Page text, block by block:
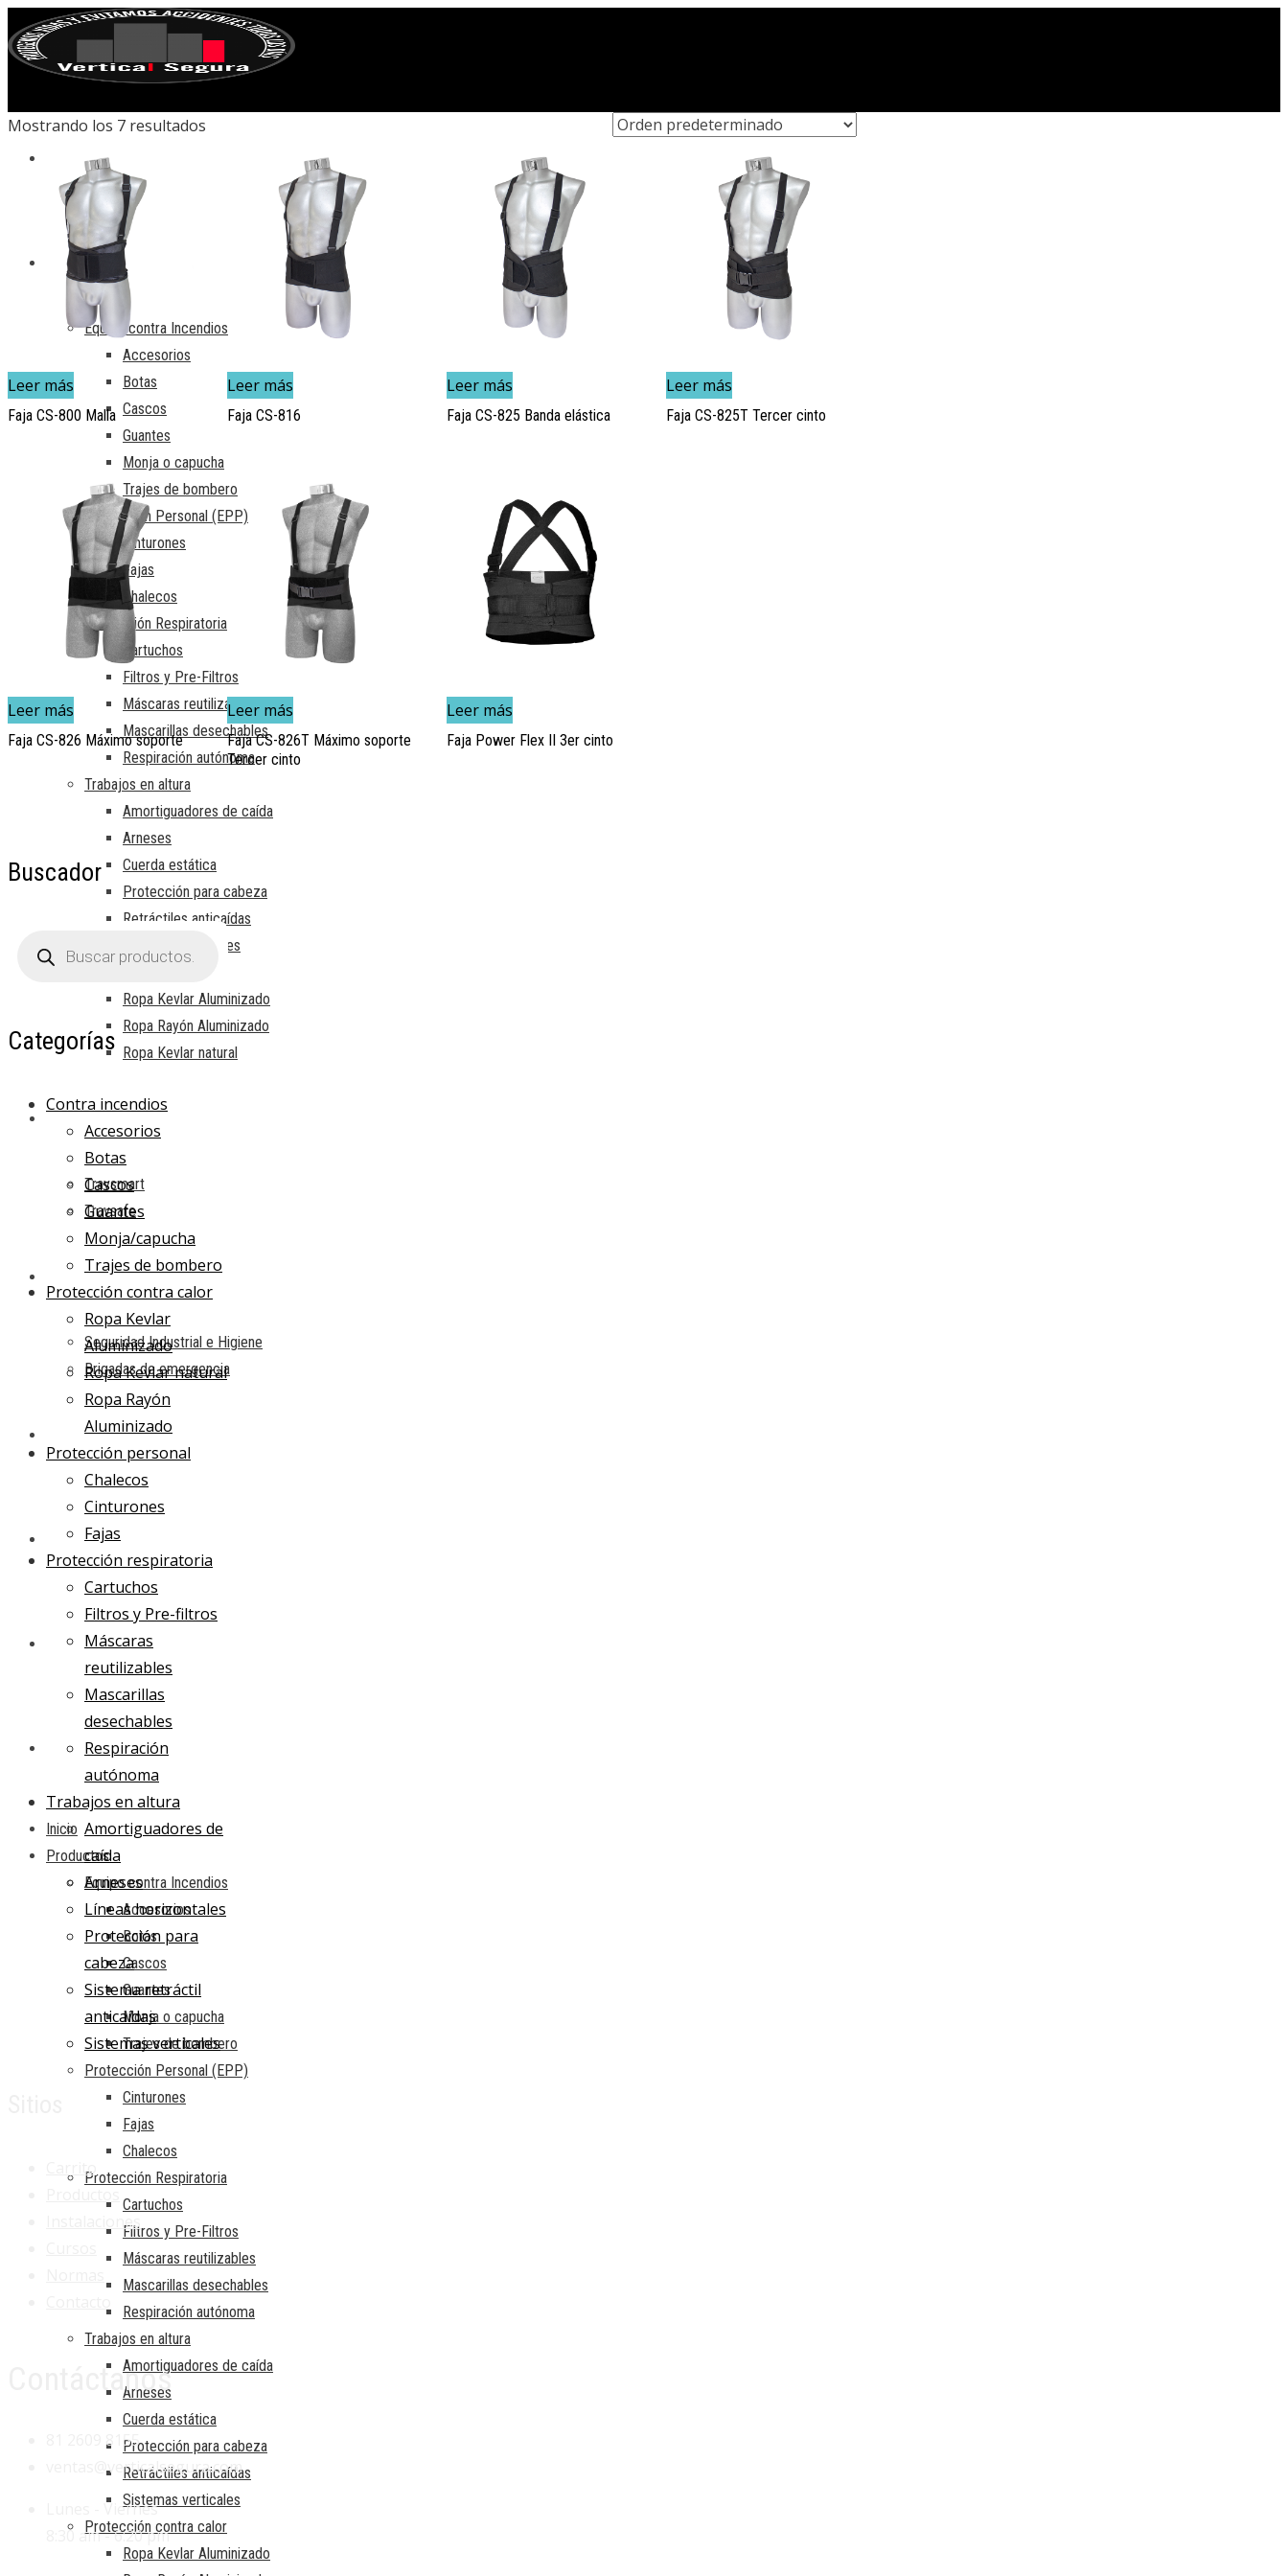
INICIO
PRODUCTOS
Equipo contra Incendios
Accesorios
Botas
Cascos
Guantes
Monja o capucha
Trajes de bombero
Protección Personal (EPP)
Cinturones
Fajas
Chalecos
Protección Respiratoria
Cartuchos
Filtros y Pre-Filtros
Máscaras reutilizables
Mascarillas desechables
Respiración autónoma
Trabajos en altura
Amortiguadores de caída
Arneses
Cuerda estática
Protección para cabeza
Retráctiles anticaídas
Sistemas verticales
Ropa Kevlar Aluminizado
Ropa Rayón Aluminizado
Ropa Kevlar natural
Travsmart
Travsafe
CURSOS
Seguridad Industrial e Higiene
Brigadas de emergencia
NORMAS
CONTACTO
CARRITO
Inicio
Productos
Equipo contra Incendios
Accesorios
Botas
Cascos
Guantes
Monja o capucha
Trajes de bombero
Protección Personal (EPP)
Cinturones
Fajas
Chalecos
Protección Respiratoria
Cartuchos
Filtros y Pre-Filtros
Máscaras reutilizables
Mascarillas desechables
Respiración autónoma
Trabajos en altura
Amortiguadores de caída
Arneses
Cuerda estática
Protección para cabeza
Retráctiles anticaídas
Sistemas verticales
Protección contra calor
Ropa Kevlar Aluminizado
Mostrando los 7 resultados
Leer más
Faja CS-800 Malla
Leer más
Faja CS-816
Leer más
Faja CS-825 Banda elástica
Leer más
Faja CS-825T Tercer cinto
Leer más
Faja CS-826 Máximo soporte
Leer más
Faja CS-826T Máximo soporte
Tercer cinto
Leer más
Faja Power Flex II 3er cinto
Buscador
productos
Categorías
Contra incendios
Accesorios
Botas
Cascos
Guantes
Monja/capucha
Trajes de bombero
Protección contra calor
Ropa Kevlar
Aluminizado
Ropa Kevlar natural
Ropa Rayón
Aluminizado
Protección personal
Chalecos
Cinturones
Fajas
Protección respiratoria
Cartuchos
Filtros y Pre-filtros
Máscaras
reutilizables
Mascarillas
desechables
Respiración
autónoma
Trabajos en altura
Amortiguadores de
caída
Arneses
Líneas horizontales
Protección para
cabeza
Sistema retráctil
anticaídas
Sistemas verticales
Carrito
Instalaciones
Contáctanos
81 2609 8155
ventas@verticalsegura.com
Lunes - Viernes
8:30 am - 6:20 pm